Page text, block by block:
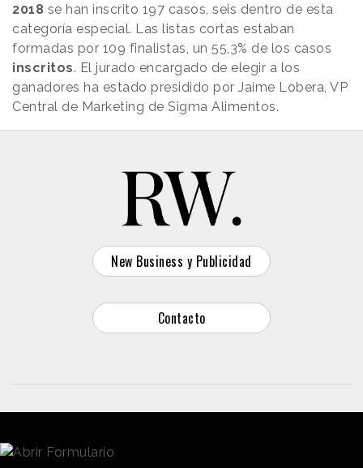
2018 se han inscrito 197 casos, seis dentro de esta
categoría especial. Las listas cortas estaban
formadas por 109 finalistas, un 55,3% de los casos
inscritos. El jurado encargado de elegir a los
ganadores ha estado presidido por Jaime Lobera, VP
Central de Marketing de Sigma Alimentos.
New Business y Publicidad
Contacto
© 2026 Reason Why
Dirección: